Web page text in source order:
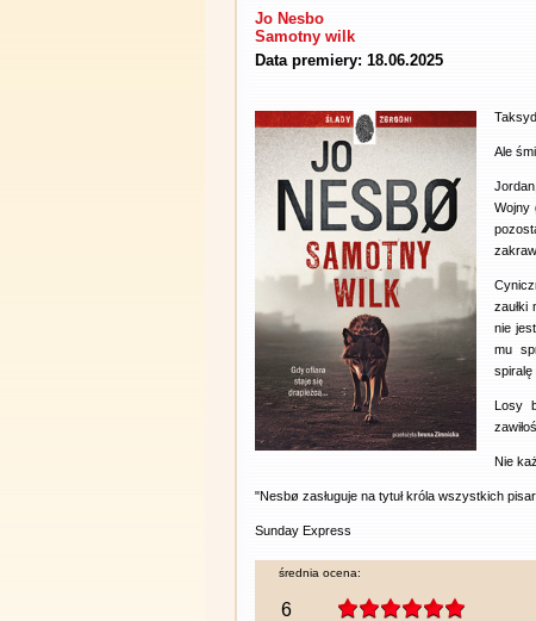
Jo Nesbo
Samotny wilk
Data premiery: 18.06.2025
Ale
Wojny
zaułki
nie
mu
spiralę
Losy
Nie
"Nesbø zasługuje na tytuł króla wszystkich
Sunday Express
średnia ocena:
6